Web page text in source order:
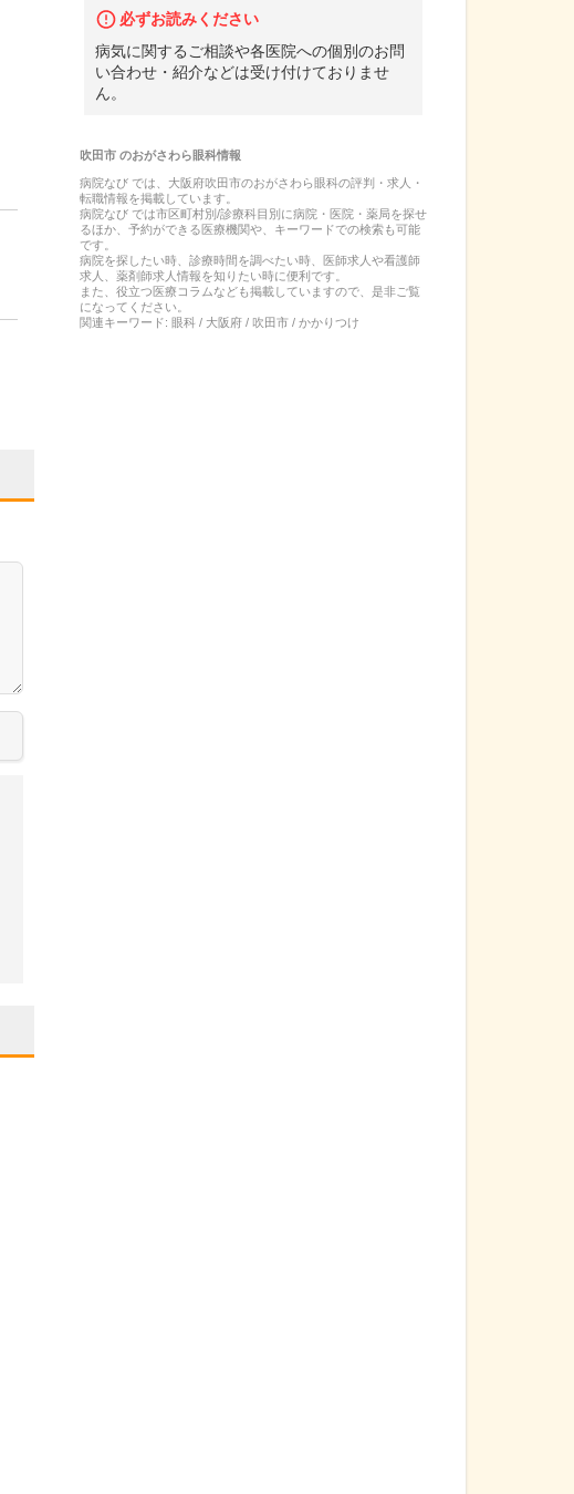
必ずお読みください
病気に関するご相談や各医院への個別のお問
い合わせ・紹介などは受け付けておりませ
ん。
吹田市のおがさわら眼科情報
病院なび では、 大阪府吹田市のおがさわら眼科の評判・求人・
転職情報を掲載しています。
病院なび では市区町村別/診療科目別に病院・医院・薬局を探せ
るほか、予約ができる医療機関や、キーワードでの検索も可能
です。
病院を探したい時、診療時間を調べたい時、医師求人や看護師
求人、薬剤師求人情報を知りたい時に便利です。
また、役立つ医療コラムなども掲載していますので、是非ご覧
になってください。
関連キーワード: 眼科 / 大阪府 / 吹田市 / かかりつけ